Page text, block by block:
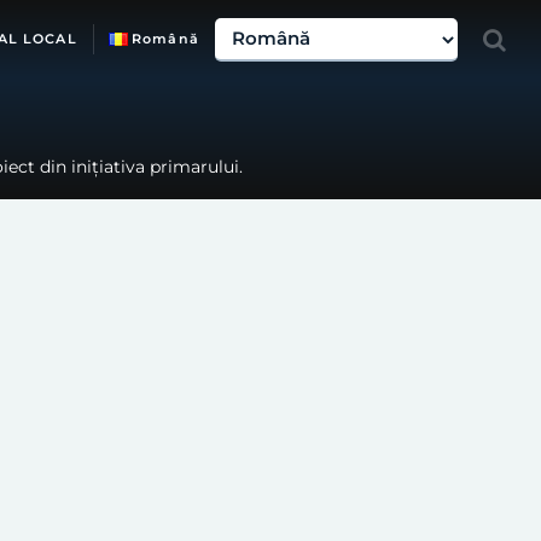
LOCAL Română
din inițiativa primarului.